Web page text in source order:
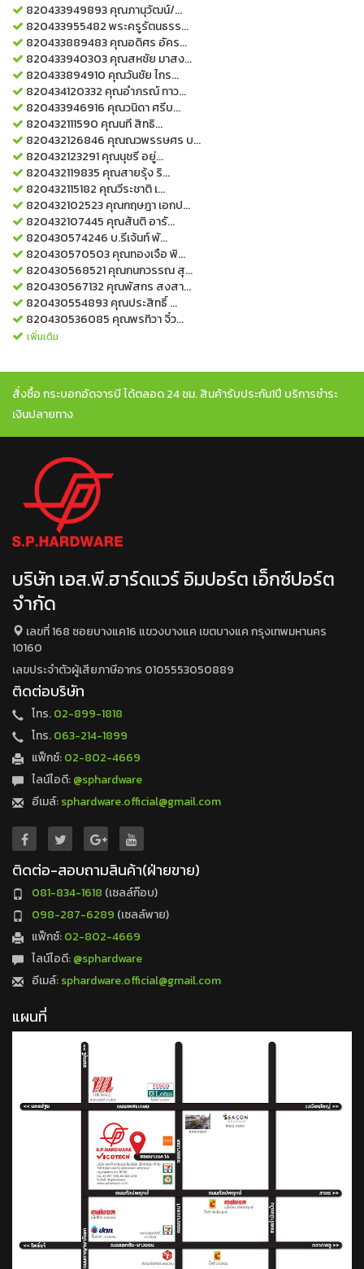
820433949893คุณภานุวัฒน์/...
820433955482พระครูรัตนธรร...
820433889483คุณอดิศร อัคร...
820433940303คุณสหชัย มาสง...
820433894910 คุณวันชัย ไกร...
820434120332 คุณอำภรณ์ ทาว...
820433946916 คุณวนิดา ศรีบ...
820432111590 คุณนที สิทธิ...
820432126846 คุณณวพรรษศร บ...
820432123291คุณนุชรี อยู่...
820432119835 คุณสายรุ้ง ริ...
820432115182 คุณวีระชาติ เ...
820432102523คุณกฤษฎา เอกป...
820432107445 คุณสันติ อารั...
820430574246 บ.รีเจ้นท์ พั...
820430570503คุณทองเจือ พิ...
820430568521คุณกนกวรรณ สุ...
820430567132 คุณพัสกร สงสา...
820430554893คุณประสิทธิ์ ...
820430536085 คุณพรทิวา จิ๋ว...
เพิ่มเติม
สั่งซื้อ กระบอกอัดจารบี ได้ตลอด 24 ชม. สินค้ารับประกัน1ปี บริการชำระ
เงินปลายทาง
บริษัท เอส.พี.ฮาร์ดแวร์ อิมปอร์ต เอ็กซ์ปอร์ต
จำกัด
เลขที่ 168 ซอยบางแค16 แขวงบางแค เขตบางแค กรุงเทพมหานคร
10160
เลขประจำตัวผู้เสียภาษีอากร 0105553050889
ติดต่อบริษัท
โทร.02-899-1818
โทร.063-214-1899
แฟ็กซ์:02-802-4669
ไลน์ไอดี:@sphardware
อีเมล์:sphardware.official@gmail.com
ติดต่อ-สอบถามสินค้า(ฝ่ายขาย)
081-834-1618 (เซลล์ก๊อบ)
098-287-6289 (เซลล์พาย)
แฟ็กซ์:02-802-4669
ไลน์ไอดี:@sphardware
อีเมล์:sphardware.official@gmail.com
แผนที่